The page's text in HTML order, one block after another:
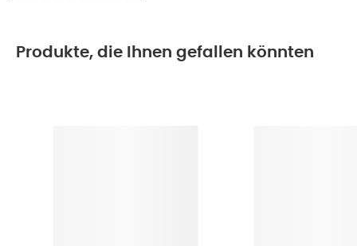
Produkte, die Ihnen gefallen könnten